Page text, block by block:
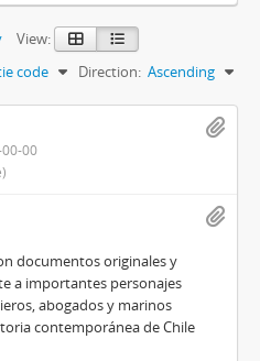
View:
code Direction: Ascending
00
documentos originales y
a importantes personajes
abogados y marinos
contemporánea de Chile